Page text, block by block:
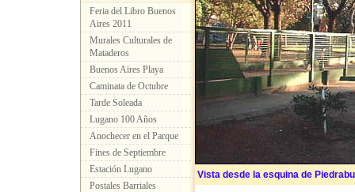
Feria del Libro Buenos
Aires 2011
Murales Culturales de
Mataderos
Buenos Aires Playa
Caminata de Octubre
Tarde Soleada
Lugano 100 Años
Anochecer en el Parque
Fines de Septiembre
Estación Lugano
Postales Barriales
Vista desde la esquina de